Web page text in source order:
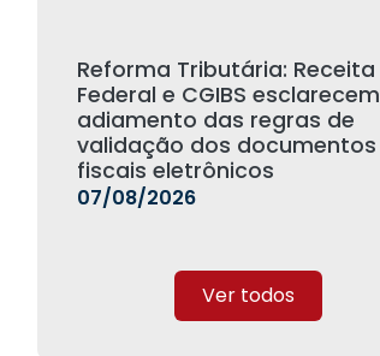
Reforma Tributária: Receita
Federal e CGIBS esclarecem
adiamento das regras de
validação dos documentos
fiscais eletrônicos
07/08/2026
Ver todos